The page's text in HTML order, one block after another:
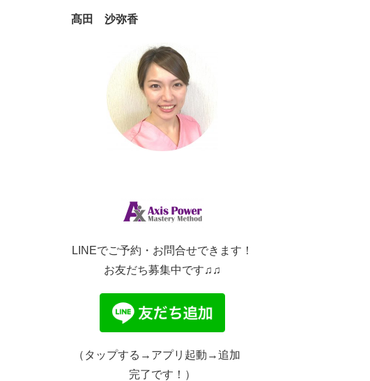
髙田 沙弥香
LINEでご予約・お問合せできます！
お友だち募集中です♫♫
（タップする→アプリ起動→追加
完了です！）